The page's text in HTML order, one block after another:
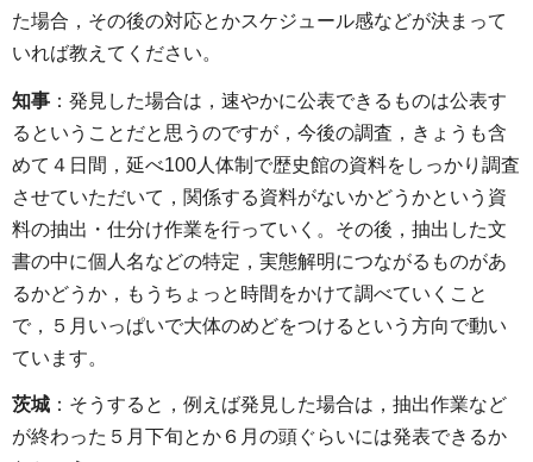
た場合，その後の対応とかスケジュール感などが決まって
いれば教えてください。
知事 ：発見した場合は，速やかに公表できるものは公表す
るということだと思うのですが，今後の調査，きょうも含
めて４日間，延べ100人体制で歴史館の資料をしっかり調査
させていただいて，関係する資料がないかどうかという資
料の抽出・仕分け作業を行っていく。その後，抽出した文
書の中に個人名などの特定，実態解明につながるものがあ
るかどうか，もうちょっと時間をかけて調べていくこと
で，５月いっぱいで大体のめどをつけるという方向で動い
ています。
茨城 ：そうすると，例えば発見した場合は，抽出作業など
が終わった５月下旬とか６月の頭ぐらいには発表できるか